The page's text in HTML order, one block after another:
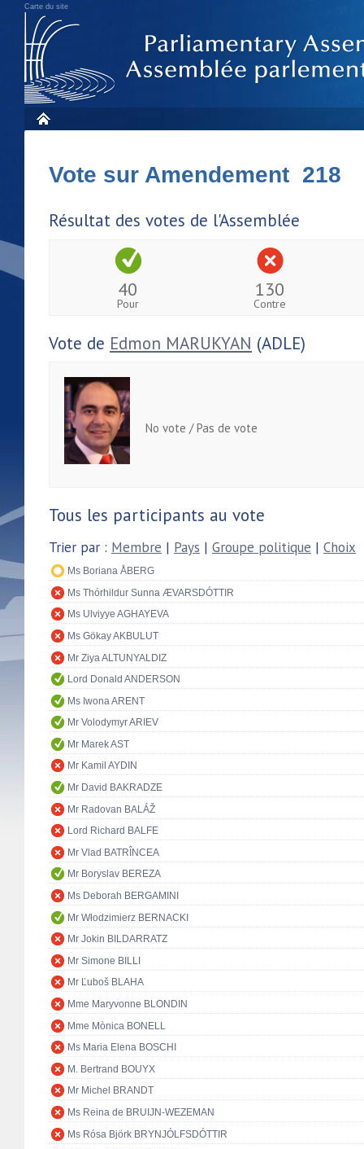
Carte du site
Vote sur Amendement 218
Résultat des votes de l'Assemblée
40
Pour
130
Contre
Vote de Edmon MARUKYAN (ADLE)
No vote / Pas de vote
Tous les participants au vote
Trier par : Membre | Pays | Groupe politique | Choix
Ms Boriana ÅBERG
Ms Thórhildur Sunna ÆVARSDÓTTIR
Ms Ulviyye AGHAYEVA
Ms Gökay AKBULUT
Mr Ziya ALTUNYALDIZ
Lord Donald ANDERSON
Ms Iwona ARENT
Mr Volodymyr ARIEV
Mr Marek AST
Mr Kamil AYDIN
Mr David BAKRADZE
Mr Radovan BALÁŽ
Lord Richard BALFE
Mr Vlad BATRÎNCEA
Mr Boryslav BEREZA
Ms Deborah BERGAMINI
Mr Włodzimierz BERNACKI
Mr Jokin BILDARRATZ
Mr Simone BILLI
Mr Ľuboš BLAHA
Mme Maryvonne BLONDIN
Mme Mònica BONELL
Ms Maria Elena BOSCHI
M. Bertrand BOUYX
Mr Michel BRANDT
Ms Reina de BRUIJN-WEZEMAN
Ms Rósa Björk BRYNJÓLFSDÓTTIR